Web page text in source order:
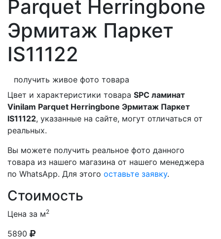
Parquet Herringbone
Эрмитаж Паркет
IS11122
получить живое фото товара
Цвет и характеристики товара SPC ламинат
Vinilam Parquet Herringbone Эрмитаж Паркет
IS11122, указанные на сайте, могут отличаться от
реальных.
Вы можете получить реальное фото данного
товара из нашего магазина от нашего менеджера
по WhatsApp. Для этого оставьте заявку.
Стоимость
Цена за м2
5890